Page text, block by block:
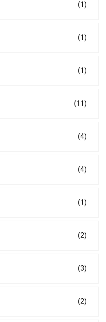
(1)
(1)
(1)
(11)
(4)
(4)
(1)
(2)
(3)
(2)